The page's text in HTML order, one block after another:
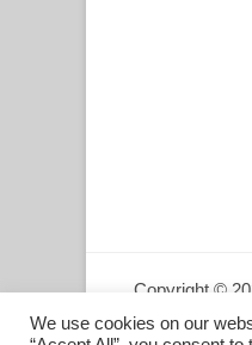
Copyright ©
We use cookies on our